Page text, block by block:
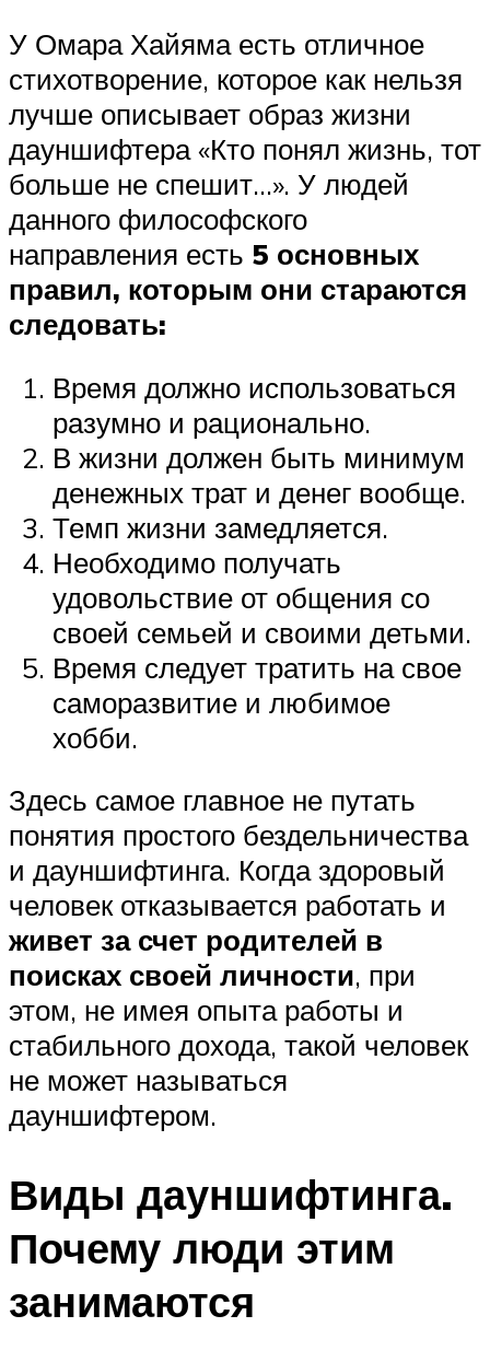
У Омара Хайяма есть отличное
стихотворение, которое как нельзя
лучше описывает образ жизни
дауншифтера «Кто понял жизнь, тот
больше не спешит…». У людей
данного философского
направления есть 5 основных
правил, которым они стараются
следовать:
Время должно использоваться
разумно и рационально.
В жизни должен быть минимум
денежных трат и денег вообще.
Темп жизни замедляется.
Необходимо получать
удовольствие от общения со
своей семьей и своими детьми.
Время следует тратить на свое
саморазвитие и любимое
хобби.
Здесь самое главное не путать
понятия простого бездельничества
и дауншифтинга. Когда здоровый
человек отказывается работать и
живет за счет родителей в
поисках своей личности, при
этом, не имея опыта работы и
стабильного дохода, такой человек
не может называться
дауншифтером.
Виды дауншифтинга.
Почему люди этим
занимаются